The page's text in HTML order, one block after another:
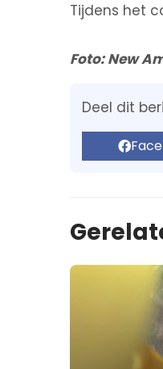
Tijdens het
Foto: New
Deel dit